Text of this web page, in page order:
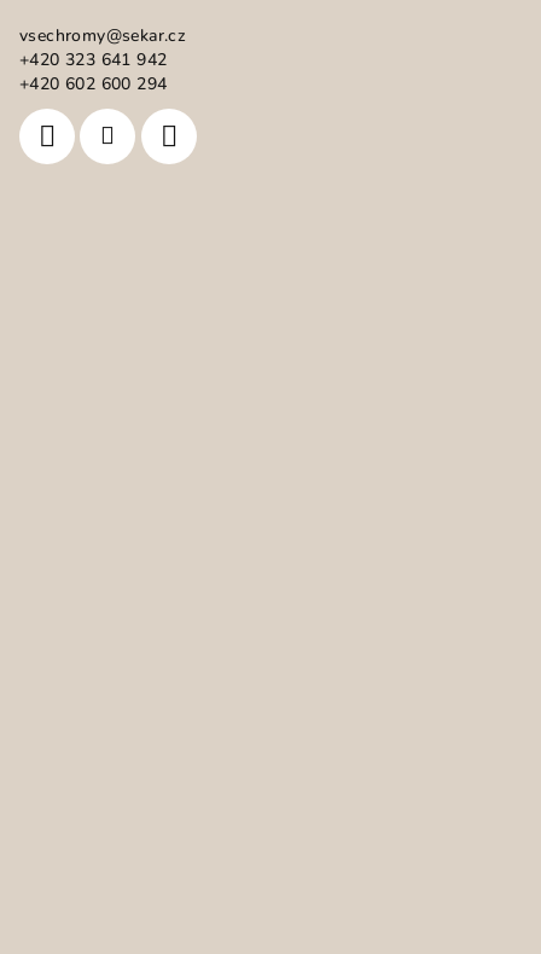
vsechromy@sekar.cz
+420 323 641 942
+420 602 600 294